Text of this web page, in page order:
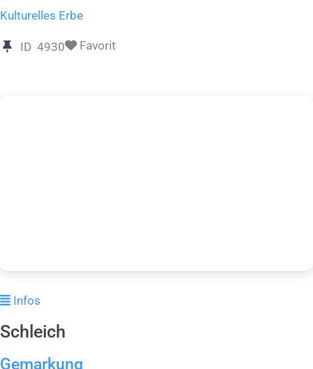
Kulturelles Erbe
ID 4930 Favorit
Infos
Schleich
Gemarkung